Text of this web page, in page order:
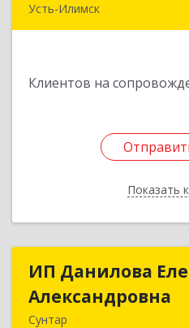
Усть-Илимск
Клиентов на
Показать
ИП Данилова
Александровна
Сунтар
ИП